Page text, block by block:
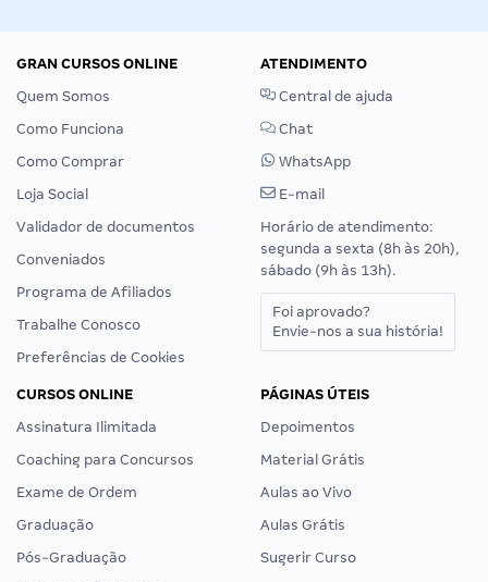
GRAN CURSOS ONLINE
Quem Somos
Como Funciona
Como Comprar
Loja Social
Validador de documentos
Conveniados
Programa de Afiliados
Trabalhe Conosco
Preferências de Cookies
ATENDIMENTO
Central de ajuda
Chat
WhatsApp
E-mail
Horário de atendimento:
segunda a sexta (8h às 20h),
sábado (9h às 13h).
Foi aprovado?
Envie-nos a sua história!
CURSOS ONLINE
Assinatura Ilimitada
Coaching para Concursos
Exame de Ordem
Graduação
Pós-Graduação
PÁGINAS ÚTEIS
Depoimentos
Material Grátis
Aulas ao Vivo
Aulas Grátis
Sugerir Curso